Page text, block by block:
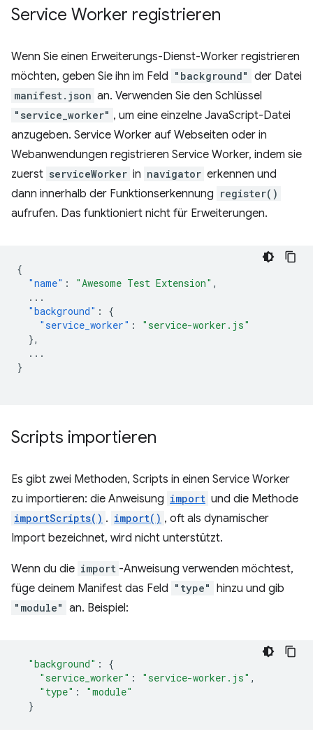
Service Worker registrieren
Wenn Sie einen Erweiterungs-Dienst-Worker registrieren
möchten, geben Sie ihn im Feld "background" der Datei
manifest.json an. Verwenden Sie den Schlüssel
"service_worker" , um eine einzelne JavaScript-Datei
anzugeben. Service Worker auf Webseiten oder in
Webanwendungen registrieren Service Worker, indem sie
zuerst serviceWorker in navigator erkennen und
dann innerhalb der Funktionserkennung register()
aufrufen. Das funktioniert nicht für Erweiterungen.
{
"name" : "Awesome Test Extension" ,
...
"background" :
{
"service_worker" :
"service-worker.js"
},
...
}
Scripts importieren
Es gibt zwei Methoden, Scripts in einen Service Worker
zu importieren: die Anweisung import und die Methode
importScripts() . import() , oft als dynamischer
Import bezeichnet, wird nicht unterstützt.
Wenn du die import -Anweisung verwenden möchtest,
füge deinem Manifest das Feld "type" hinzu und gib
"module" an. Beispiel:
"background" :
{
"service_worker" : "service-worker.js" ,
"type" :
"module"
}